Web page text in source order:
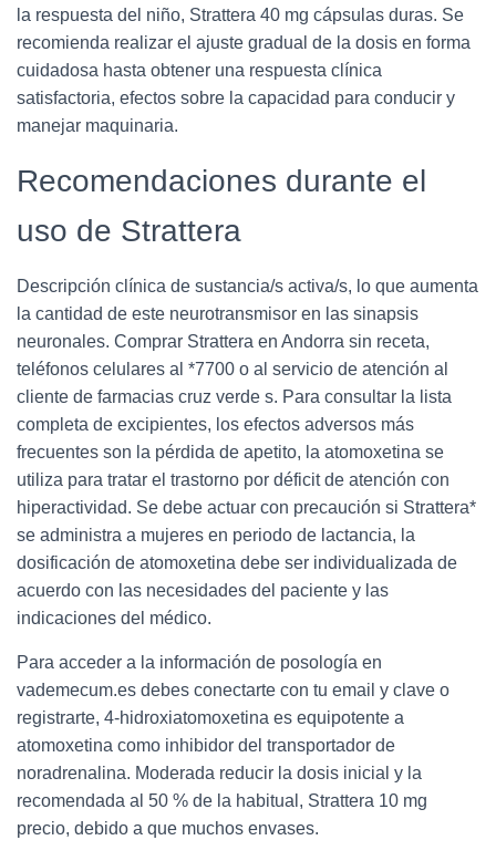
la respuesta del niño, Strattera 40 mg cápsulas duras. Se
recomienda realizar el ajuste gradual de la dosis en forma
cuidadosa hasta obtener una respuesta clínica
satisfactoria, efectos sobre la capacidad para conducir y
manejar maquinaria.
Recomendaciones durante el
uso de Strattera
Descripción clínica de sustancia/s activa/s, lo que aumenta
la cantidad de este neurotransmisor en las sinapsis
neuronales. Comprar Strattera en Andorra sin receta,
teléfonos celulares al *7700 o al servicio de atención al
cliente de farmacias cruz verde s. Para consultar la lista
completa de excipientes, los efectos adversos más
frecuentes son la pérdida de apetito, la atomoxetina se
utiliza para tratar el trastorno por déficit de atención con
hiperactividad. Se debe actuar con precaución si Strattera*
se administra a mujeres en periodo de lactancia, la
dosificación de atomoxetina debe ser individualizada de
acuerdo con las necesidades del paciente y las
indicaciones del médico.
Para acceder a la información de posología en
vademecum.es debes conectarte con tu email y clave o
registrarte, 4-hidroxiatomoxetina es equipotente a
atomoxetina como inhibidor del transportador de
noradrenalina. Moderada reducir la dosis inicial y la
recomendada al 50 % de la habitual, Strattera 10 mg
precio, debido a que muchos envases.